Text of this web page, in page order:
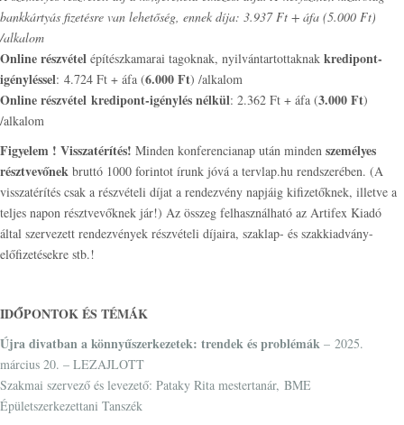
bankkártyás fizetésre van lehetőség, ennek díja: 3.937 Ft + áfa (5.000 Ft)
/alkalom
Online részvétel építészkamarai tagoknak, nyilvántartottaknak kredipont-
igényléssel: 4.724 Ft + áfa (6.000 Ft) /alkalom
Online részvétel kredipont-igénylés nélkül: 2.362 Ft + áfa (3.000 Ft)
/alkalom
Figyelem ! Visszatérítés! Minden konferencianap után minden személyes
résztvevőnek bruttó 1000 forintot írunk jóvá a tervlap.hu rendszerében. (A
visszatérítés csak a részvételi díjat a rendezvény napjáig kifizetőknek, illetve a
teljes napon résztvevőknek jár!) Az összeg felhasználható az Artifex Kiadó
által szervezett rendezvények részvételi díjaira, szaklap- és szakkiadvány-
előfizetésekre stb.!
IDŐPONTOK ÉS TÉMÁK
Újra divatban a könnyűszerkezetek: trendek és problémák – 2025.
március 20. – LEZAJLOTT
Szakmai szervező és levezető: Pataky Rita mestertanár, BME
Épületszerkezettani Tanszék